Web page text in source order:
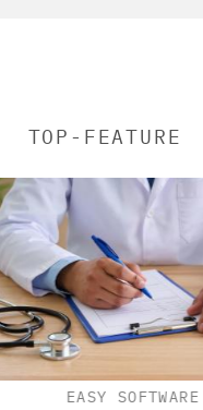
TOP-FEATURE
EASY SOFTWARE AG